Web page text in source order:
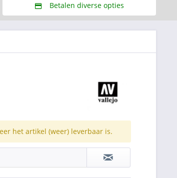
Betalen diverse opties
het artikel (weer) leverbaar is.